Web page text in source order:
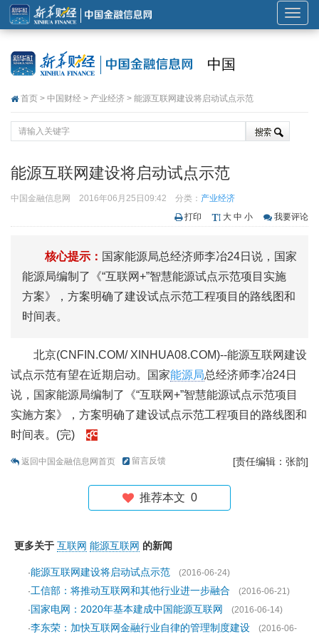
展
开
中国
首页 > 中国财经 > 产业经济 > 能源互联网建设将启动试点示范
能源互联网建设将启动试点示范
中国金融信息网 2016年06月25日09:42 分类： 产业经济
打印
大 中 小 我要评论
核心提示： 国家能源局总经济师李冶24日说，国家
能源局编制了《“互联网+”智慧能源试点示范项目实施
方案》，方案明确了建设试点示范工程项目的路线图和
时间表。
北京(CNFIN.COM/ XINHUA08.COM)--能源互联网建设
试点示范有望在近期启动。国家能源局总经济师李冶24日
说，国家能源局编制了《“互联网+”智慧能源试点示范项目
实施方案》，方案明确了建设试点示范工程项目的路线图和
时间表。(完)
返回中国金融信息网首页 留言反馈 [责任编辑：张韵]
推荐本文 0
更多关于 互联网 能源互联网 的新闻
·能源互联网建设将启动试点示范
(2016-06-24)
·工信部：将推动互联网和其他行业进一步融合
(2016-06-21)
·国家电网：2020年基本建成中国能源互联网
(2016-06-14)
·李东荣：加快互联网金融行业自律的管理制度建设 (2016-06-